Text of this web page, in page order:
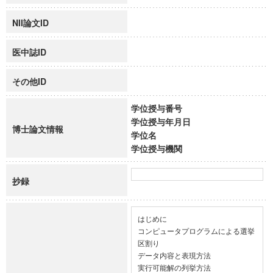
NII論文ID
医中誌ID
その他ID
博士論文情報
学位授与番号
学位授与年月日
学位名
学位授与機関
抄録
はじめに
コンピュータプログラムによる選挙
区割り
データ内容と表現方法
実行可能解の列挙方法